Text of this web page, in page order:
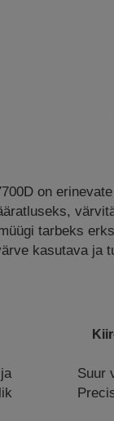
on
tarbeks
kasutava ja
Suur